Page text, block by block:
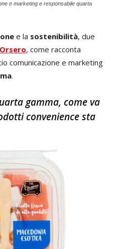
e marketing e responsabile quarta
e la sostenibilità, due
, come racconta
comunicazione e marketing
.
gamma, come va
convenience sta